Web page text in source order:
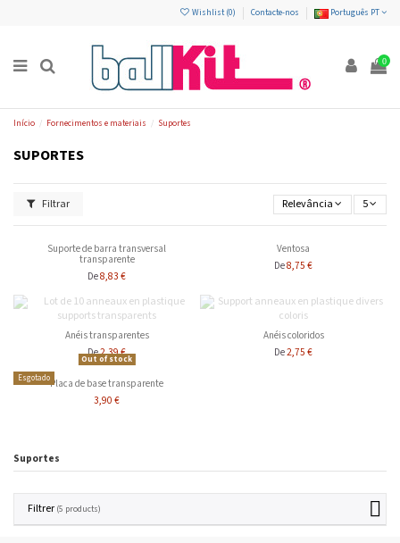
Wishlist (0) Contacte-nos Português PT
0
Início Fornecimentos e materiais Suportes
SUPORTES
Filtrar Relevância 5
Suporte de barra transversal
transparente
De8,83 €
Ventosa
De8,75 €
Anéis transparentes
De2,39 €
Anéis coloridos
De2,75 €
Esgotado
Out of stock
Placa de base transparente
3,90 €
Suportes
Filtrer (5 products)